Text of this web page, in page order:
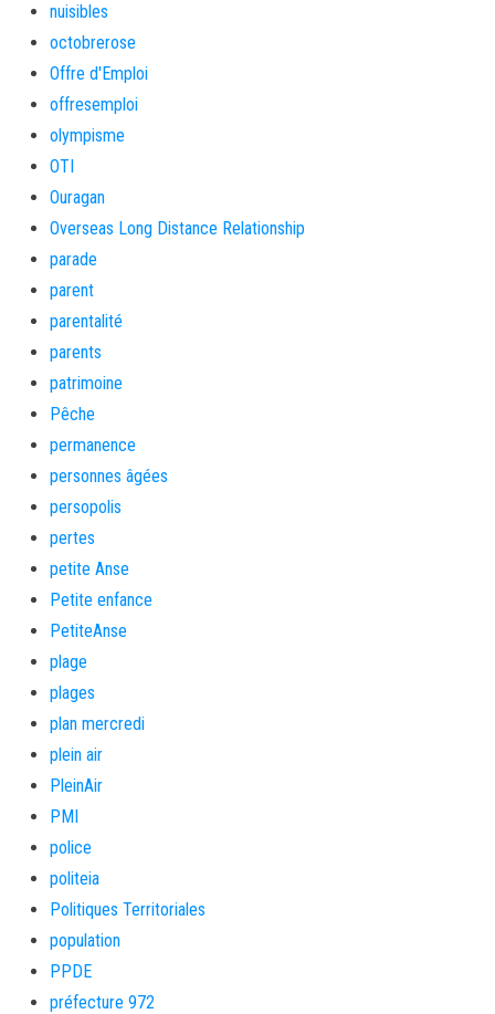
nuisibles
octobrerose
Offre d'Emploi
offresemploi
olympisme
OTI
Ouragan
Overseas Long Distance Relationship
parade
parent
parentalité
parents
patrimoine
Pêche
permanence
personnes âgées
persopolis
pertes
petite Anse
Petite enfance
PetiteAnse
plage
plages
plan mercredi
plein air
PleinAir
PMI
police
politeia
Politiques Territoriales
population
PPDE
préfecture 972